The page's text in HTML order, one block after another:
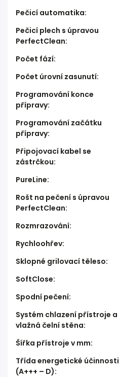
Pečicí automatika:
Pečicí plech s úpravou
PerfectClean:
Počet fází:
Počet úrovní zasunutí:
Programování konce
přípravy:
Programování začátku
přípravy:
Připojovací kabel se
zástrčkou:
PureLine:
Rošt na pečení s úpravou
PerfectClean:
Rozmrazování:
Rychloohřev:
Sklopné grilovací těleso:
SoftClose:
Spodní pečení:
Systém chlazení přístroje a
vlažná čelní stěna:
Šířka přístroje v mm:
Třída energetické účinnosti
(A+++ – D):